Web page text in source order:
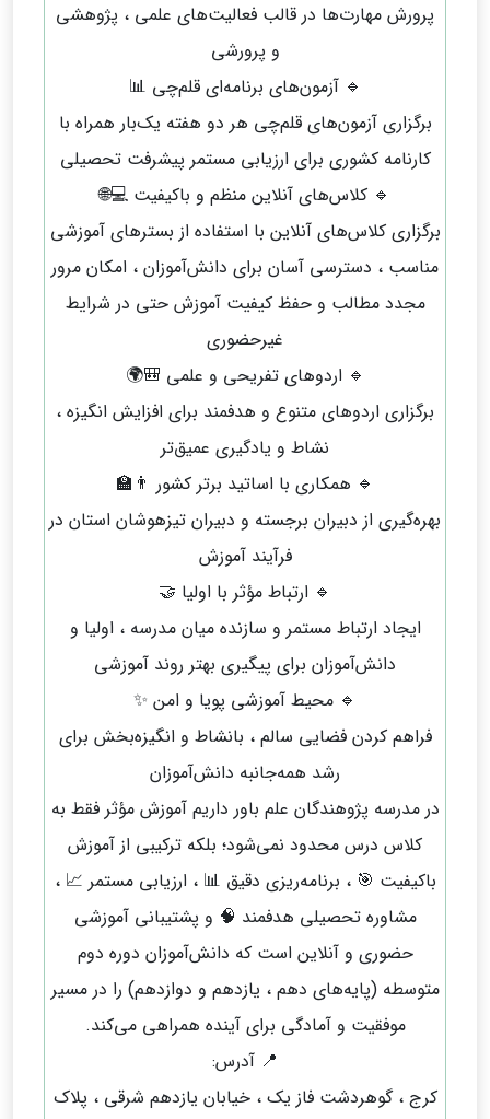
پرورش مهارت‌ها در قالب فعالیت‌های علمی ، پژوهشی
و پرورشی
🔹 آزمون‌های برنامه‌ای قلم‌چی 📊
برگزاری آزمون‌های قلم‌چی هر دو هفته یک‌بار همراه با
کارنامه کشوری برای ارزیابی مستمر پیشرفت تحصیلی
🔹 کلاس‌های آنلاین منظم و باکیفیت 💻🌐
برگزاری کلاس‌های آنلاین با استفاده از بسترهای آموزشی
مناسب ، دسترسی آسان برای دانش‌آموزان ، امکان مرور
مجدد مطالب و حفظ کیفیت آموزش حتی در شرایط
غیرحضوری
🔹 اردوهای تفریحی و علمی 🎒🌍
برگزاری اردوهای متنوع و هدفمند برای افزایش انگیزه ،
نشاط و یادگیری عمیق‌تر
🔹 همکاری با اساتید برتر کشور 👨‍🏫
بهره‌گیری از دبیران برجسته و دبیران تیزهوشان استان در
فرآیند آموزش
🔹 ارتباط مؤثر با اولیا 🤝
ایجاد ارتباط مستمر و سازنده میان مدرسه ، اولیا و
دانش‌آموزان برای پیگیری بهتر روند آموزشی
🔹 محیط آموزشی پویا و امن ✨
فراهم کردن فضایی سالم ، بانشاط و انگیزه‌بخش برای
رشد همه‌جانبه دانش‌آموزان
در مدرسه پژوهندگان علم باور داریم آموزش مؤثر فقط به
کلاس درس محدود نمی‌شود؛ بلکه ترکیبی از آموزش
باکیفیت 🎯 ، برنامه‌ریزی دقیق 📊 ، ارزیابی مستمر 📈 ،
مشاوره تحصیلی هدفمند 🧠 و پشتیبانی آموزشی
حضوری و آنلاین است که دانش‌آموزان دوره دوم
متوسطه (پایه‌های دهم ، یازدهم و دوازدهم) را در مسیر
موفقیت و آمادگی برای آینده همراهی می‌کند.
📍 آدرس:
کرج ، گوهردشت فاز یک ، خیابان یازدهم شرقی ، پلاک